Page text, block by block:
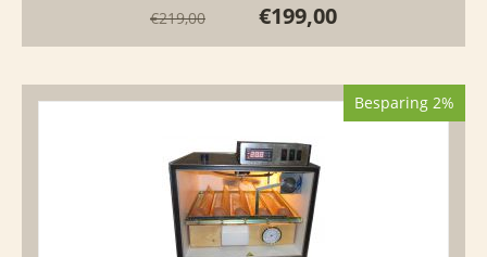
€219,00 €199,00
Besparing 2%